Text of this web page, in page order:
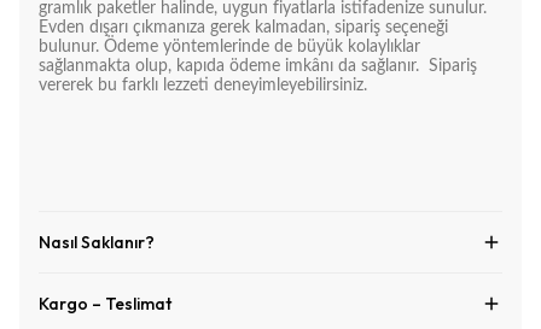
gramlık paketler halinde, uygun fiyatlarla istifadenize sunulur.
Evden dışarı çıkmanıza gerek kalmadan, sipariş seçeneği
bulunur. Ödeme yöntemlerinde de büyük kolaylıklar
sağlanmakta olup, kapıda ödeme imkânı da sağlanır. Sipariş
vererek bu farklı lezzeti deneyimleyebilirsiniz.
Nasıl Saklanır?
Kargo – Teslimat